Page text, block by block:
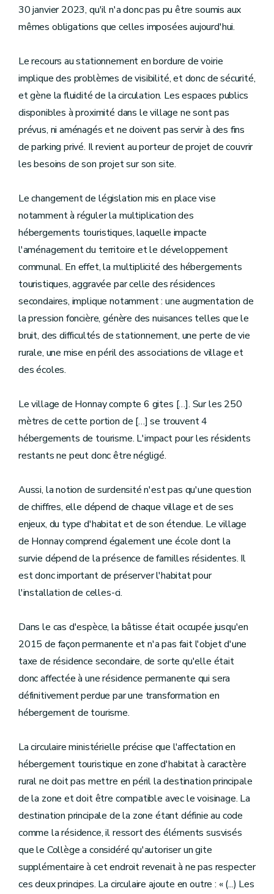
30 janvier 2023, qu'il n'a donc pas pu être soumis aux
mêmes obligations que celles imposées aujourd'hui.
Le recours au stationnement en bordure de voirie
implique des problèmes de visibilité, et donc de sécurité,
et gène la fluidité de la circulation. Les espaces publics
disponibles à proximité dans le village ne sont pas
prévus, ni aménagés et ne doivent pas servir à des fins
de parking privé. Il revient au porteur de projet de couvrir
les besoins de son projet sur son site.
Le changement de législation mis en place vise
notamment à réguler la multiplication des
hébergements touristiques, laquelle impacte
l'aménagement du territoire et le développement
communal. En effet, la multiplicité des hébergements
touristiques, aggravée par celle des résidences
secondaires, implique notamment : une augmentation de
la pression foncière, génère des nuisances telles que le
bruit, des difficultés de stationnement, une perte de vie
rurale, une mise en péril des associations de village et
des écoles.
Le village de Honnay compte 6 gites […]. Sur les 250
mètres de cette portion de […] se trouvent 4
hébergements de tourisme. L'impact pour les résidents
restants ne peut donc être négligé.
Aussi, la notion de surdensité n'est pas qu'une question
de chiffres, elle dépend de chaque village et de ses
enjeux, du type d'habitat et de son étendue. Le village
de Honnay comprend également une école dont la
survie dépend de la présence de familles résidentes. Il
est donc important de préserver l'habitat pour
l'installation de celles-ci.
Dans le cas d'espèce, la bâtisse était occupée jusqu'en
2015 de façon permanente et n'a pas fait l'objet d'une
taxe de résidence secondaire, de sorte qu'elle était
donc affectée à une résidence permanente qui sera
définitivement perdue par une transformation en
hébergement de tourisme.
La circulaire ministérielle précise que l'affectation en
hébergement touristique en zone d'habitat à caractère
rural ne doit pas mettre en péril la destination principale
de la zone et doit être compatible avec le voisinage. La
destination principale de la zone étant définie au code
comme la résidence, il ressort des éléments susvisés
que le Collège a considéré qu'autoriser un gite
supplémentaire à cet endroit revenait à ne pas respecter
ces deux principes. La circulaire ajoute en outre : « (...) Les